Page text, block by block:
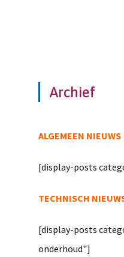
Archief
ALGEMEEN NIEUWS
[display-posts
TECHNISCH
[display-posts
onderhoud"]